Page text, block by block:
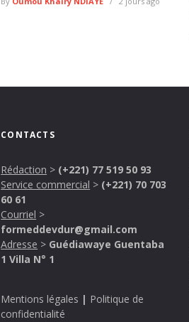
CONTACTS
Rédaction > (+221) 77 519 50 93
Service commercial > (+221) 70 703
60 61
Courriel >
formeddevdur@gmail.com
Adresse > Guédiawaye Guentaba
1 Villa N° 1
Mentions légales | Politique de
confidentialité